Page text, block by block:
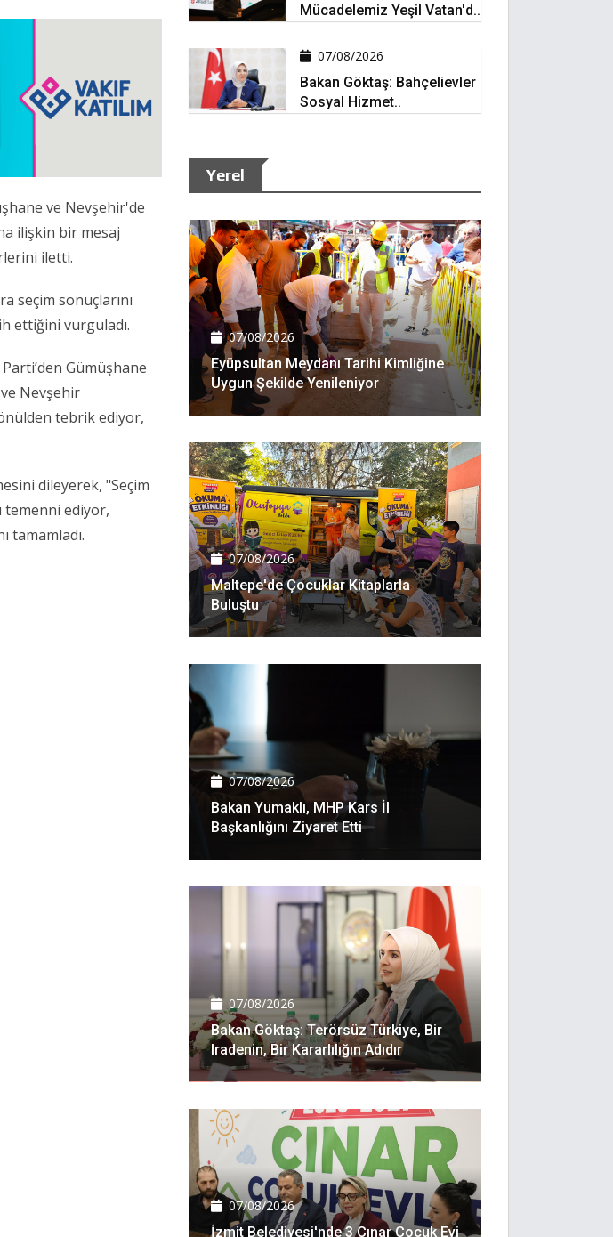
ve Nevşehir'de
ilişkin bir mesaj
iletti.
seçim sonuçlarını
ettiğini vurguladı.
Gümüşhane
ve Nevşehir
tebrik ediyor,
dileyerek, "Seçim
temenni ediyor,
tamamladı.
Mücadelemiz Yeşil Vatan'd..
07/08/2026
Bakan Göktaş: Bahçelievler
Sosyal Hizmet..
Yerel
07/08/2026
Eyüpsultan Meydanı Tarihi Kimliğine
Uygun Şekilde Yenileniyor
07/08/2026
Maltepe'de Çocuklar Kitaplarla
Buluştu
07/08/2026
Bakan Yumaklı, MHP Kars İl
Başkanlığını Ziyaret Etti
07/08/2026
Bakan Göktaş: Terörsüz Türkiye, Bir
Iradenin, Bir Kararlılığın Adıdır
07/08/2026
İzmit Belediyesi'nde 3 Çınar Çocuk Evi